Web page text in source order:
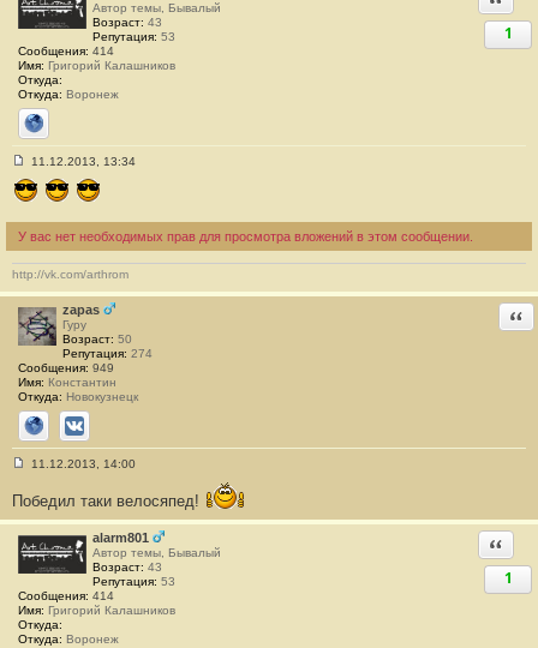
3
Автор темы, Бывалый
Возраст: 43
Репутация: 53
Сообщения: 414
Имя: Григорий Калашников
Откуда:
Откуда: Воронеж
Сайт
1
о
о
щ
е
и
4
4
11.12.2013, 13:34
У вас нет необходимых прав для просмотра вложений в этом сообщении.
http://vk.com/arthrom
zapas
Гуру
Возраст: 50
Репутация: 274
Сообщения: 949
Имя: Константин
Откуда: Новокузнецк
СайтВКонтакте
о
б
щ
е
н
и
е
#
4
5
11.12.2013, 14:00
Победил таки велосяпед!
alarm801
Автор темы, Бывалый
Возраст: 43
Репутация: 53
Сообщения: 414
Имя: Григорий Калашников
Откуда:
Откуда: Воронеж
1